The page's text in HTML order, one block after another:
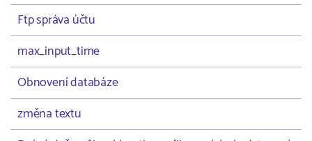
Ftp správa účtu
max_input_time
Obnovení databáze
změna textu